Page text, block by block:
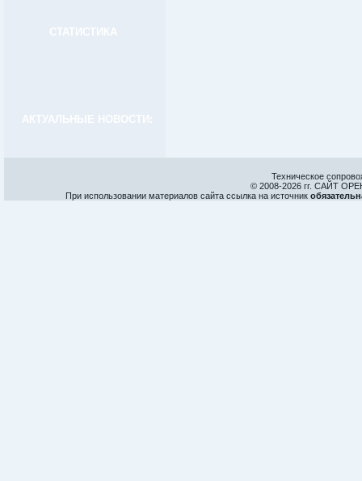
СТАТИСТИКА
АКТУАЛЬНЫЕ НОВОСТИ:
Техническое
© 2008-2026 гг. САЙТ
При использовании материалов сайта ссылка на источник